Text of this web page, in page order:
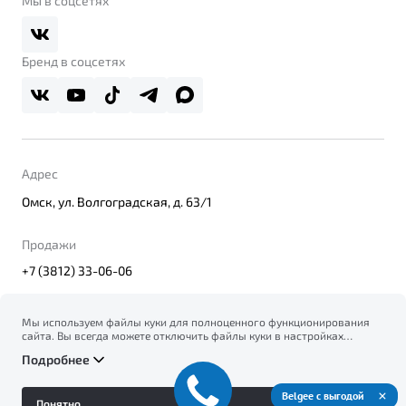
Реферальная программа
Правовая информация
Бренд в соцсетях
Адрес
Омск, ул. Волгоградская, д. 63/1
Продажи
+7 (3812) 33-06-06
© 2026
Политика конфиденциальности персональных данных
Официальный сайт Belgee в России
Мы используем файлы куки для полноценного функционирования
сайта. Вы всегда можете отключить файлы куки в настройках
на сбор и использование файлов куки, и подтверждаете
ознакомление с информацией по сбору, использованию и
возможной блокировке файлов куки в
Политике
конфиденциальности
Подробнее
Понятно
Belgee с выгодой